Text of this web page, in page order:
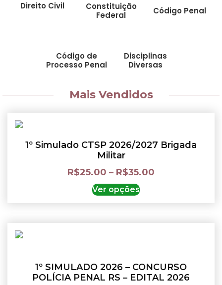
Direito Civil
Constituição
Federal
Código Penal
Código de
Processo Penal
Disciplinas
Diversas
Mais Vendidos
1º Simulado CTSP 2026/2027 Brigada
Militar
R$25.00 – R$35.00
Ver opções
1º SIMULADO 2026 – CONCURSO
POLÍCIA PENAL RS – EDITAL 2026